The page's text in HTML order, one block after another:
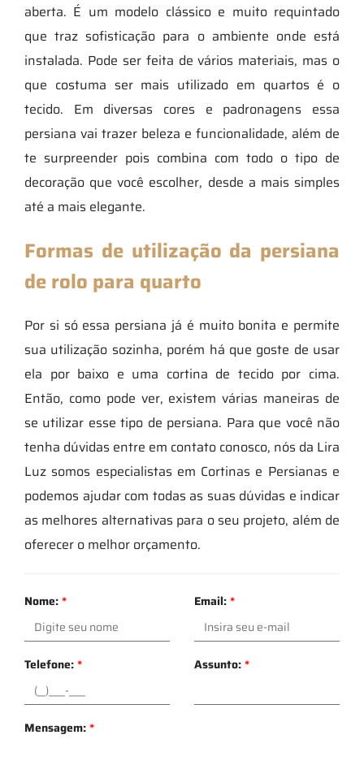
aberta. É um modelo clássico e muito requintado
que traz sofisticação para o ambiente onde está
instalada. Pode ser feita de vários materiais, mas o
que costuma ser mais utilizado em quartos é o
tecido. Em diversas cores e padronagens essa
persiana vai trazer beleza e funcionalidade, além de
te surpreender pois combina com todo o tipo de
decoração que você escolher, desde a mais simples
até a mais elegante.
Formas de utilização da persiana
de rolo para quarto
Por si só essa persiana já é muito bonita e permite
sua utilização sozinha, porém há que goste de usar
ela por baixo e uma cortina de tecido por cima.
Então, como pode ver, existem várias maneiras de
se utilizar esse tipo de persiana. Para que você não
tenha dúvidas entre em contato conosco, nós da Lira
Luz somos especialistas em Cortinas e Persianas e
podemos ajudar com todas as suas dúvidas e indicar
as melhores alternativas para o seu projeto, além de
oferecer o melhor orçamento.
Nome:* Email:*
Telefone:* Assunto:*
Mensagem:*